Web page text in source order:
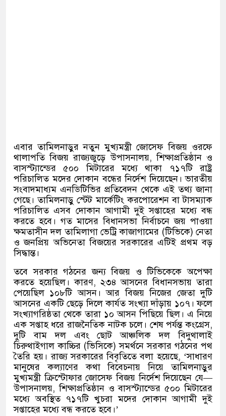
এবার তামিলনাড়ুর নতুন মুখ্যমন্ত্রী জোসেফ বিজয় ওরফে
থালাপতি বিজয় রাজ্যজুড়ে উপাসনালয়,শিক্ষাপ্রতিষ্ঠান ও
বাসস্ট্যান্ডের ৫০০ মিটারের মধ্যে থাকা ৭১৭টি রাষ্ট্র
পরিচালিত মদের দোকান বন্ধের নির্দেশ দিয়েছেন। ভারতীয়
সংবাদমাধ্যম এনডিটিভির প্রতিবেদন থেকে এই তথ্য জানা
গেছে। তামিলনাড়ু স্টেট মার্কেটিং করপোরেশন বা টাসম্যাক
পরিচালিত এসব দোকান আগামী দুই সপ্তাহের মধ্যে বন্ধ
করতে হবে। গত মাসের বিধানসভা নির্বাচনে জয় পাওয়া
ক্ষমতাসীন দল তামিলাগা ভেট্রি কাজাগামের (টিভিকে)নেতা
ও জনপ্রিয় অভিনেতা বিজয়ের সরকারের এটিই প্রথম বড়
সিদ্ধান্ত।
তবে সরকার গঠনের জন্য বিজয় ও টিভিকেকে অপেক্ষা
করতে হয়েছিল। কারণ, ২৩৪ আসনের বিধানসভায় তারা
পেয়েছিল ১০৮টি আসন। আর বিজয় নিজের জেতা দুটি
আসনের একটি ছেড়ে দিলে কার্যত সংখ্যা দাঁড়ায় ১০৭। ফলে
সংখ্যাগরিষ্ঠতা থেকে তারা ১০ আসন পিছিয়ে ছিল। এ নিয়ে
এক সপ্তাহ ধরে রাজনৈতিক নাটক চলে। শেষ পর্যন্ত কংগ্রেস,
দুটি বাম দল এবং ছোট আঞ্চলিক দল বিদুথালাই
চিরুথাইগাল কাচ্চির (ভিসিকে)সমর্থনে সরকার গঠনের পথ
তৈরি হয়। রাজ্য সরকারের বিবৃতিতে বলা হয়েছে, ‘সাধারণ
মানুষের কল্যাণের কথা বিবেচনায় নিয়ে তামিলনাড়ুর
মুখ্যমন্ত্রী ক্রিস্টোফার জোসেফ বিজয় নির্দেশ দিয়েছেন যে—
উপাসনালয়,শিক্ষাপ্রতিষ্ঠান ও বাসস্ট্যান্ডের ৫০০ মিটারের
মধ্যে অবস্থিত ৭১৭টি খুচরা মদের দোকান আগামী দুই
সপ্তাহের মধ্যে বন্ধ করতে হবে।’